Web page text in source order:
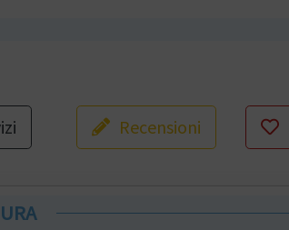
Recensioni